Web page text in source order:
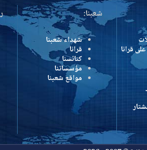
شعبنا:
شهداء شعبنا
قرانا
كنائسنا
مؤسساتنا
مواقع شعبنا